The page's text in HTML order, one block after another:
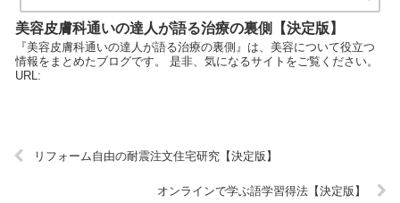
美容皮膚科通いの達人が語る治療の裏側【決定版】
『美容皮膚科通いの達人が語る治療の裏側』は、美容について役立つ
情報をまとめたブログです。 是非、気になるサイトをご覧ください。
URL:
リフォーム自由の耐震注文住宅研究【決定版】
オンラインで学ぶ語学習得法【決定版】